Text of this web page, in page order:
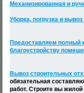
Механизированная и
Уборка, погрузка и
Предоставляем полный
благоустройству
Вывоз строительных
обязательная
работ. Строите вы